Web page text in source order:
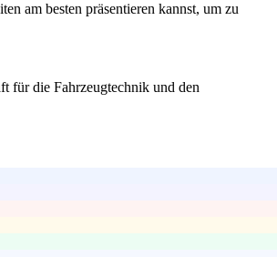
am besten präsentieren kannst, um zu
für die Fahrzeugtechnik und den